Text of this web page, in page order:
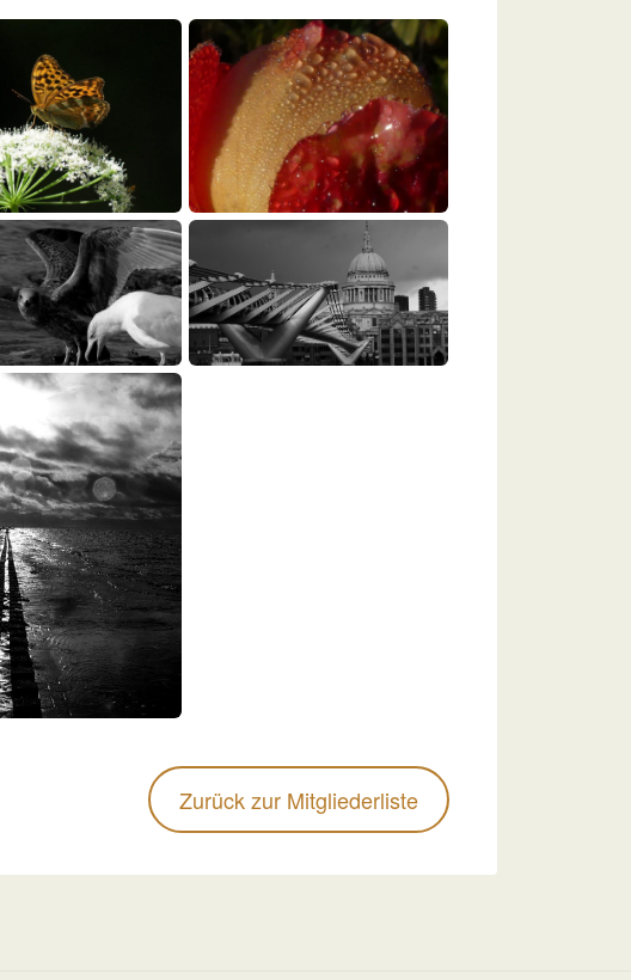
Zurück zur Mitgliederliste